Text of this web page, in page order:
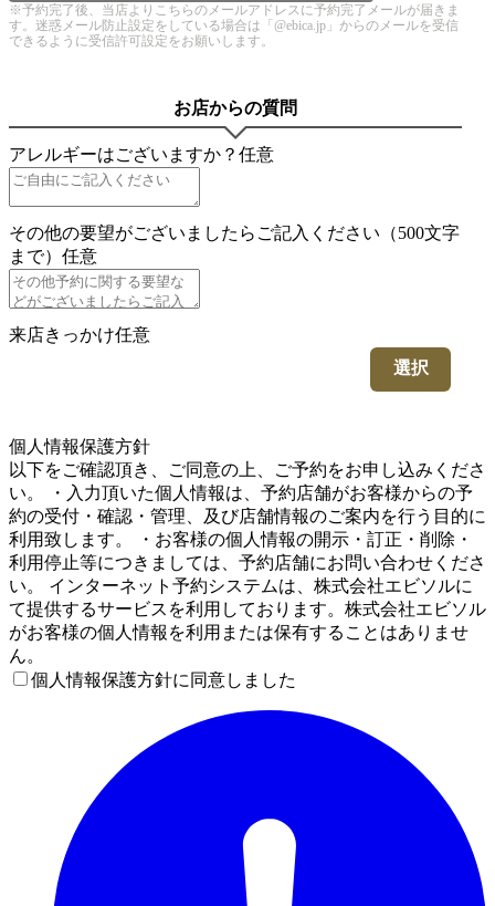
※予約完了後、当店よりこちらのメールアドレスに予約完了メールが届きま
す。迷惑メール防止設定をしている場合は「@ebica.jp」からのメールを受信
できるように受信許可設定をお願いします。
お店からの質問
アレルギーはございますか？ 任意
その他の要望がございましたらご記入ください（500文字
まで） 任意
来店きっかけ任意
選択
個人情報保護方針
以下をご確認頂き、ご同意の上、ご予約をお申し込みくださ
い。 ・入力頂いた個人情報は、予約店舗がお客様からの予
約の受付・確認・管理、及び店舗情報のご案内を行う目的に
利用致します。 ・お客様の個人情報の開示・訂正・削除・
利用停止等につきましては、予約店舗にお問い合わせくださ
い。 インターネット予約システムは、株式会社エビソルに
て提供するサービスを利用しております。株式会社エビソル
がお客様の個人情報を利用または保有することはありませ
ん。
個人情報保護方針に同意しました